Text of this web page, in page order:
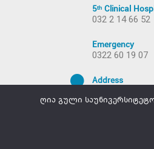
5ᵗʰ Clinical
032 2 14 66 52
Emergency
0322 60 19 07
Address
ღია გული საუნივერსიტეტო